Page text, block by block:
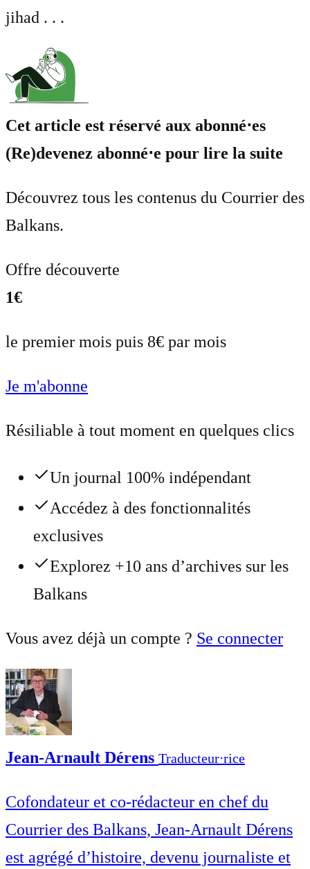
jihad . . .
Cet article est réservé aux abonné⋅es
(Re)devenez abonné⋅e pour lire la suite
Découvrez tous les contenus du Courrier des
Balkans.
Offre découverte
1€
le premier mois puis 8€ par mois
Je m'abonne
Résiliable à tout moment en quelques clics
Un journal 100% indépendant
Accédez à des fonctionnalités
exclusives
Explorez +10 ans d’archives sur les
Balkans
Vous avez déjà un compte ? Se connecter
Jean-Arnault Dérens Traducteur⋅rice
Cofondateur et co-rédacteur en chef du
Courrier des Balkans, Jean-Arnault Dérens
est agrégé d’histoire, devenu journaliste et